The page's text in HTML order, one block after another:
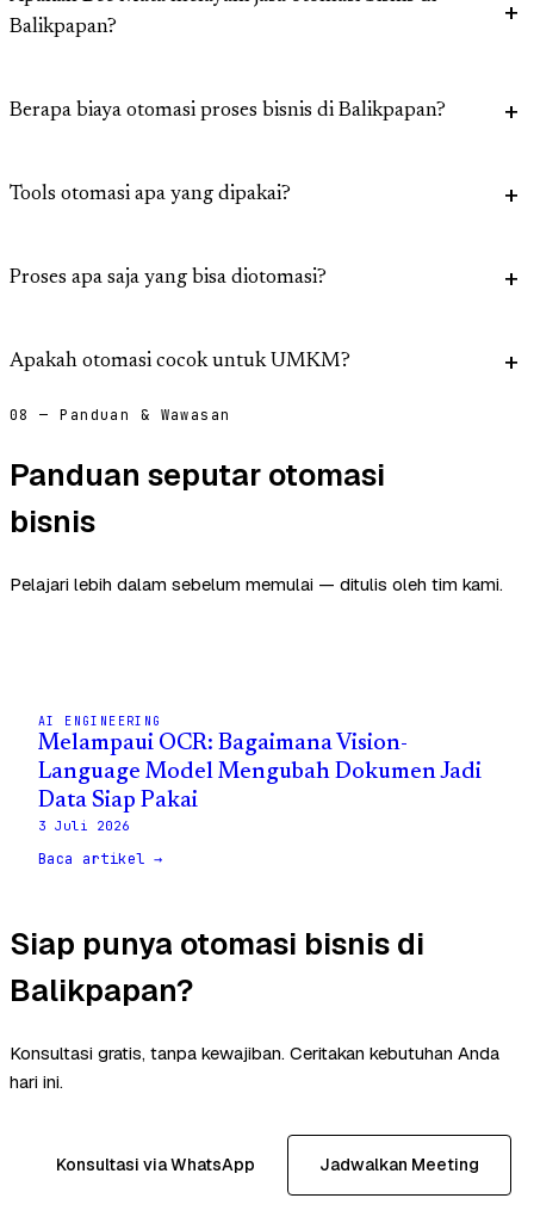
Balikpapan?
Berapa biaya otomasi proses bisnis di Balikpapan?
Tools otomasi apa yang dipakai?
Proses apa saja yang bisa diotomasi?
Apakah otomasi cocok untuk UMKM?
08 — Panduan & Wawasan
Panduan seputar otomasi
bisnis
Pelajari lebih dalam sebelum memulai — ditulis oleh tim kami.
AI ENGINEERING
Melampaui OCR: Bagaimana Vision-
Language Model Mengubah Dokumen Jadi
Data Siap Pakai
3 Juli 2026
Baca artikel →
Siap punya otomasi bisnis di
Balikpapan?
Konsultasi gratis, tanpa kewajiban. Ceritakan kebutuhan Anda
hari ini.
Konsultasi via WhatsApp Jadwalkan Meeting